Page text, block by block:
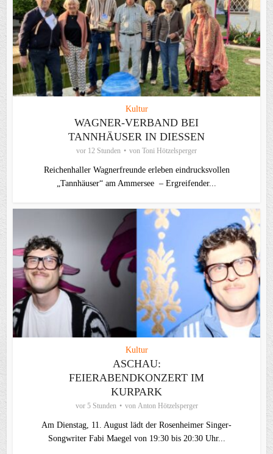
Kultur
WAGNER-VERBAND BEI
TANNHÄUSER IN DIESSEN
vor 12 Stunden von Toni Hötzelsperger
Reichenhaller Wagnerfreunde erleben eindrucksvollen
„Tannhäuser“ am Ammersee – Ergreifender...
Kultur
ASCHAU:
FEIERABENDKONZERT IM
KURPARK
vor 5 Stunden von Anton Hötzelsperger
Am Dienstag, 11. August lädt der Rosenheimer Singer-
Songwriter Fabi Maegel von 19:30 bis 20:30 Uhr...